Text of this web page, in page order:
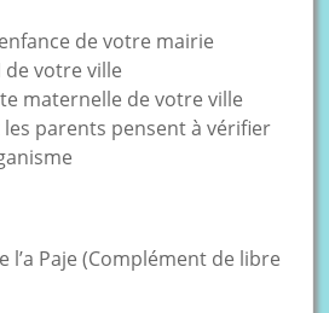
de votre mairie
de votre ville
maternelle de votre ville
les parents pensent à vérifier
l’a Paje (Complément de libre